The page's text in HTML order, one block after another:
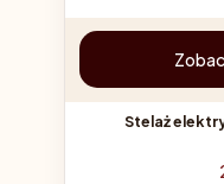
Stelaż